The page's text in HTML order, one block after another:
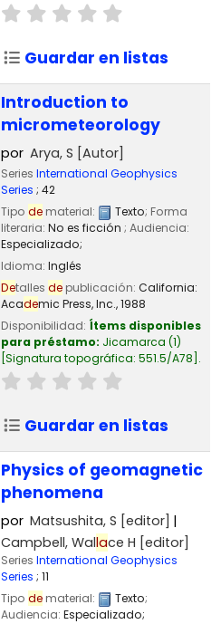
Guardar en listas
Introduction to
micrometeorology
por Arya, S [Autor]
Series International Geophysics
Series ; 42
Tipo dematerial: Texto; Forma
literaria: No es ficción ; Audiencia:
Especializado;
Idioma: Inglés
Detalles depublicación: California:
Academic Press, Inc.,1988
Disponibilidad: Ítems disponibles
para préstamo: Jicamarca (1)
Signatura topográfica: 551.5/A78 .
Guardar en listas
Physics of geomagnetic
phenomena
por Matsushita, S [editor]
Campbell, Wallace H [editor]
Series International Geophysics
Series ; 11
Tipo dematerial: Texto;
Audiencia: Especializado;